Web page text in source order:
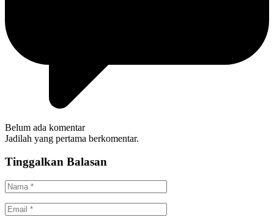
Belum ada komentar
Jadilah yang pertama berkomentar.
Tinggalkan Balasan